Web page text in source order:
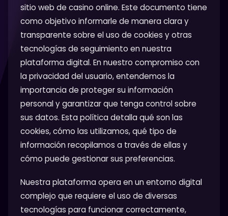
sitio web de casino online. Este documento tiene
como objetivo informarle de manera clara y
transparente sobre el uso de cookies y otras
tecnologías de seguimiento en nuestra
plataforma digital. En nuestro compromiso con
la privacidad del usuario, entendemos la
importancia de proteger su información
personal y garantizar que tenga control sobre
sus datos. Esta política detalla qué son las
cookies, cómo las utilizamos, qué tipo de
información recopilamos a través de ellas y
cómo puede gestionar sus preferencias.
Nuestra plataforma opera en un entorno digital
complejo que requiere el uso de diversas
tecnologías para funcionar correctamente,